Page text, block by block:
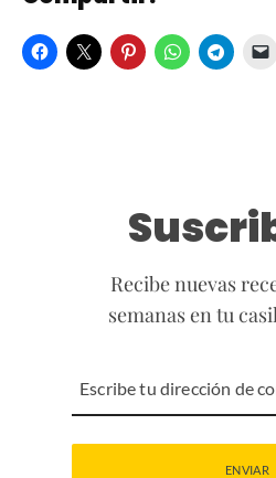
Recibe nuevas
semanas en tu